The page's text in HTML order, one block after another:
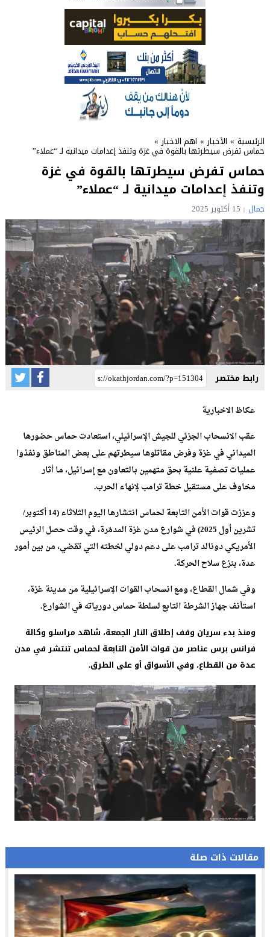
حملة للتبرع بالدم في جامعة الزيتونة الأردنية
الرئيسية » الأخبار » اهم الاخبار »
حماس تفرض سيطرتها بالقوة في غزة وتنفذ إعدامات ميدانية لـ “عملاء”
حماس تفرض سيطرتها بالقوة في غزة
وتنفذ إعدامات ميدانية لـ “عملاء”
جمال 15 أكتوبر 2025
رابط مختصر
عكاظ الاخبارية
عقب الانسحاب الجزئي للجيش الإسرائيلي، استعادت حماس حضورها
الميداني في غزة وفرض مقاتلوها سيطرتهم على بعض المناطق ونفذوا
عمليات تصفية علنية بحق متهمين بالتعاون مع إسرائيل، ما أثار
مخاوف على مستقبل خطة ترامب لإنهاء الحرب.
وعززت قوات الأمن التابعة لحماس انتشارها اليوم الثلاثاء (14 أكتوبر/
تشرين أول 2025) في شوارع مدن غزة المدمّرة، في وقت حصل الرئيس
الأمريكي دونالد ترامب على دعم دولي لخطته التي تقضي، من بين أمور
عدة، بنزع سلاح الحركة.
وفي شمال القطاع، ومع انسحاب القوات الإسرائيلية من مدينة غزة،
استأنف جهاز الشرطة التابع لسلطة حماس دورياته في الشوارع.
ومنذ بدء سريان وقف إطلاق النار الجمعة، شاهد مراسلو وكالة
فرانس برس عناصر من قوات الأمن التابعة لحماس تنتشر في مدن
عدة من القطاع، وفي الأسواق أو على الطرق.
مقالات ذات صلة